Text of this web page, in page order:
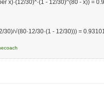
x)·(12/30) ·(1 - 12/30)^(80 - x)) =
30)/√(80·12/30·(1 - 12/30))) =